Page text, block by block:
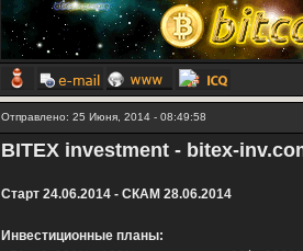
Отправлено: 25 Июня, 2014 - 08:49:58
BITEX investment - bitex-
Старт 24.06.2014 - СКАМ 28.06.2014
Инвестиционные планы: